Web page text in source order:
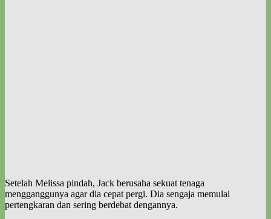
Setelah Melissa pindah, Jack berusaha sekuat tenaga
mengganggunya agar dia cepat pergi. Dia sengaja memulai
pertengkaran dan sering berdebat dengannya.